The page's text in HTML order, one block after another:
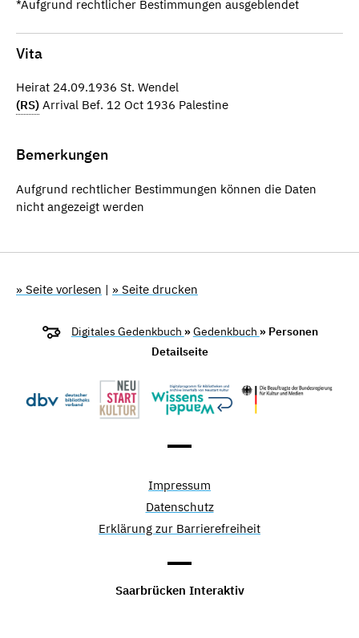
*Aufgrund rechtlicher Bestimmungen ausgeblendet
Vita
Heirat 24.09.1936 St. Wendel
(RS) Arrival Bef. 12 Oct 1936 Palestine
Bemerkungen
Aufgrund rechtlicher Bestimmungen können die Daten
nicht angezeigt werden
» Seite vorlesen | » Seite drucken
Digitales Gedenkbuch »Gedenkbuch » Personen
Detailseite
Impressum
Datenschutz
Erklärung zur Barrierefreiheit
Saarbrücken Interaktiv